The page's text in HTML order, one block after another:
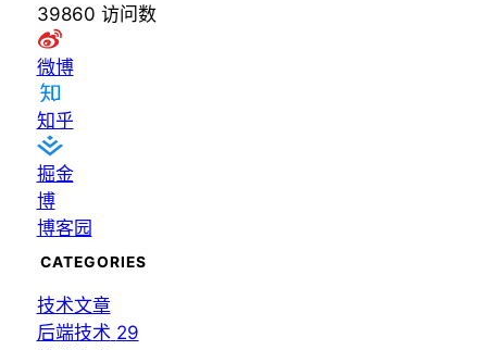
39860 访问数
微博
知乎
掘金
博
博客园
CATEGORIES
技术文章
后端技术 29